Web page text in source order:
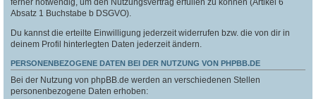
ferner notwendig, um den Nutzungsvertrag erfüllen zu können (Artikel 6
Absatz 1 Buchstabe b DSGVO).
Du kannst die erteilte Einwilligung jederzeit widerrufen bzw. die von dir in
deinem Profil hinterlegten Daten jederzeit ändern.
PERSONENBEZOGENE DATEN BEI DER NUTZUNG VON PHPBB.DE
Bei der Nutzung von phpBB.de werden an verschiedenen Stellen
personenbezogene Daten erhoben: